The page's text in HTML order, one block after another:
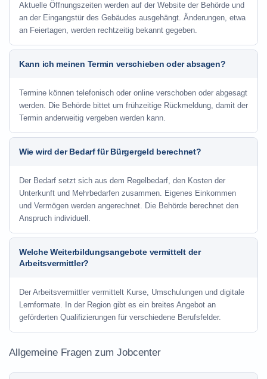
Aktuelle Öffnungszeiten werden auf der Website der Behörde und
an der Eingangstür des Gebäudes ausgehängt. Änderungen, etwa
an Feiertagen, werden rechtzeitig bekannt gegeben.
Kann ich meinen Termin verschieben oder absagen?
Termine können telefonisch oder online verschoben oder abgesagt
werden. Die Behörde bittet um frühzeitige Rückmeldung, damit der
Termin anderweitig vergeben werden kann.
Wie wird der Bedarf für Bürgergeld berechnet?
Der Bedarf setzt sich aus dem Regelbedarf, den Kosten der
Unterkunft und Mehrbedarfen zusammen. Eigenes Einkommen
und Vermögen werden angerechnet. Die Behörde berechnet den
Anspruch individuell.
Welche Weiterbildungsangebote vermittelt der
Arbeitsvermittler?
Der Arbeitsvermittler vermittelt Kurse, Umschulungen und digitale
Lernformate. In der Region gibt es ein breites Angebot an
geförderten Qualifizierungen für verschiedene Berufsfelder.
Allgemeine Fragen zum Jobcenter